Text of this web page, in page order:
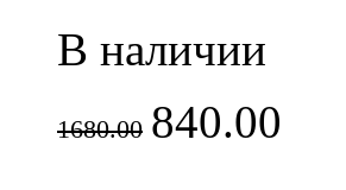
В наличии
1680.00 840.00